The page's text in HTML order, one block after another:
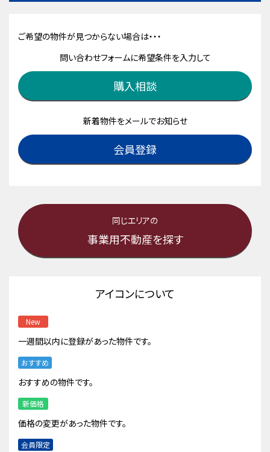
ご希望の物件が見つからない場合は・・・
問い合わせフォームに希望条件を入力して
購入相談
新着物件をメールでお知らせ
会員登録
同じエリアの
事業用不動産を探す
アイコンについて
New
一週間以内に登録があった物件です。
おすすめ
おすすめの物件です。
新価格
価格の変更があった物件です。
会員限定